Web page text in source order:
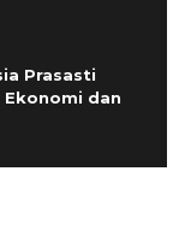
Prasasti
dan